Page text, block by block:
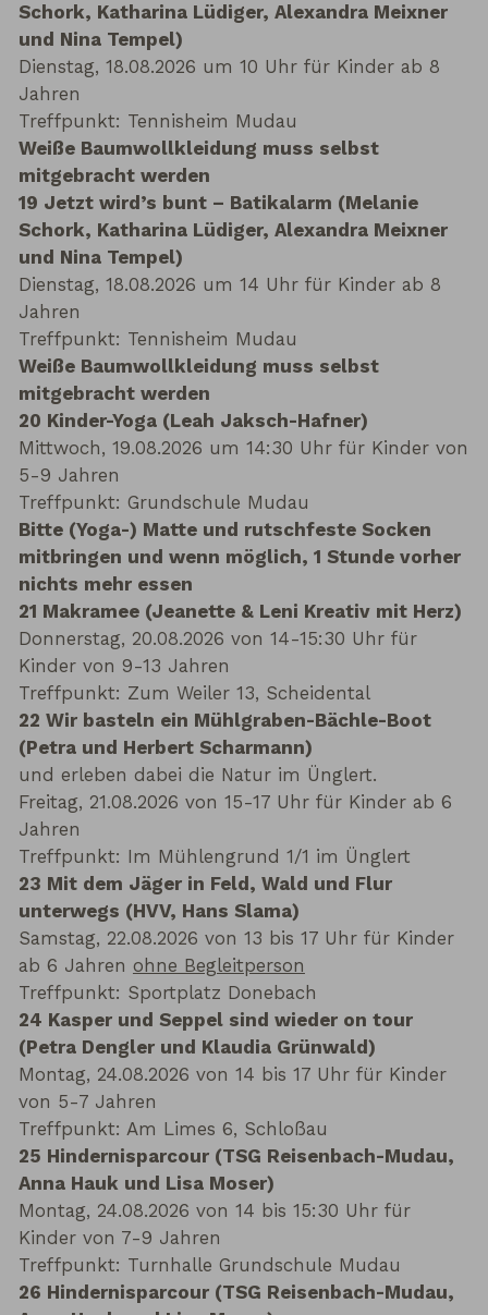
Schork, Katharina Lüdiger, Alexandra Meixner
und Nina Tempel)
Dienstag, 18.08.2026 um 10 Uhr für Kinder ab 8
Jahren
Treffpunkt: Tennisheim Mudau
Weiße Baumwollkleidung muss selbst
mitgebracht werden
19 Jetzt wird’s bunt – Batikalarm (Melanie
Schork, Katharina Lüdiger, Alexandra Meixner
und Nina Tempel)
Dienstag, 18.08.2026 um 14 Uhr für Kinder ab 8
Jahren
Treffpunkt: Tennisheim Mudau
Weiße Baumwollkleidung muss selbst
mitgebracht werden
20 Kinder-Yoga (Leah Jaksch-Hafner)
Mittwoch, 19.08.2026 um 14:30 Uhr für Kinder von
5-9 Jahren
Treffpunkt: Grundschule Mudau
Bitte (Yoga-) Matte und rutschfeste Socken
mitbringen und wenn möglich, 1 Stunde vorher
nichts mehr essen
21 Makramee (Jeanette & Leni Kreativ mit Herz)
Donnerstag, 20.08.2026 von 14-15:30 Uhr für
Kinder von 9-13 Jahren
Treffpunkt: Zum Weiler 13, Scheidental
22 Wir basteln ein Mühlgraben-Bächle-Boot
(Petra und Herbert Scharmann)
und erleben dabei die Natur im Ünglert.
Freitag, 21.08.2026 von 15-17 Uhr für Kinder ab 6
Jahren
Treffpunkt: Im Mühlengrund 1/1 im Ünglert
23 Mit dem Jäger in Feld, Wald und Flur
unterwegs (HVV, Hans Slama)
Samstag, 22.08.2026 von 13 bis 17 Uhr für Kinder
ab 6 Jahren ohne Begleitperson
Treffpunkt: Sportplatz Donebach
24 Kasper und Seppel sind wieder on tour
(Petra Dengler und Klaudia Grünwald)
Montag, 24.08.2026 von 14 bis 17 Uhr für Kinder
von 5-7 Jahren
Treffpunkt: Am Limes 6, Schloßau
25 Hindernisparcour (TSG Reisenbach-Mudau,
Anna Hauk und Lisa Moser)
Montag, 24.08.2026 von 14 bis 15:30 Uhr für
Kinder von 7-9 Jahren
Treffpunkt: Turnhalle Grundschule Mudau
26 Hindernisparcour (TSG Reisenbach-Mudau,